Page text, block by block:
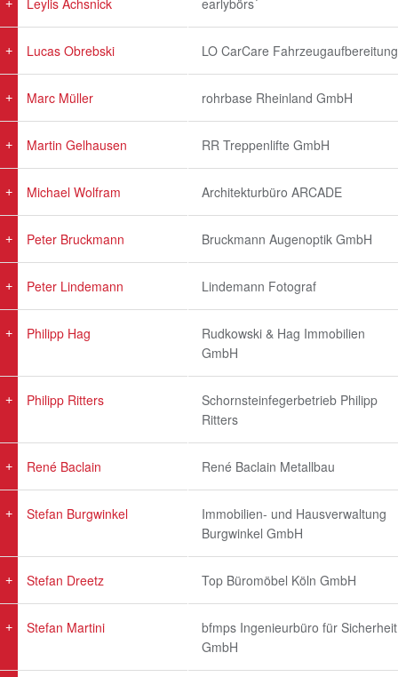
Leylis Achsnick earlybörs´
Lucas Obrebski LO CarCare Fahrzeugaufbereitung
Marc Müller rohrbase Rheinland GmbH
Martin Gelhausen RR Treppenlifte GmbH
Michael Wolfram Architekturbüro ARCADE
Peter Bruckmann Bruckmann Augenoptik GmbH
Peter Lindemann Lindemann Fotograf
Philipp Hag
Rudkowski & Hag Immobilien
GmbH
Philipp Ritters
Schornsteinfegerbetrieb Philipp
Ritters
René Baclain René Baclain Metallbau
Stefan Burgwinkel
Immobilien- und Hausverwaltung
Burgwinkel GmbH
Stefan Dreetz Top Büromöbel Köln GmbH
Stefan Martini
bfmps Ingenieurbüro für Sicherheit
GmbH